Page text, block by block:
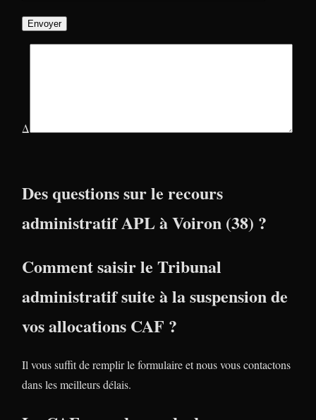
Δ
Des questions sur le recours
administratif APL à Voiron (38) ?
Comment saisir le Tribunal
administratif suite à la suspension de
vos allocations CAF ?
Il vous suffit de remplir le formulaire et nous vous contactons
dans les meilleurs délais.